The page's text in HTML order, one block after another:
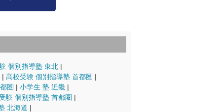
個別指導塾 東北
高校受験 個別指導塾 首都圏
圏
小学生 塾 近畿
験 個別指導塾 首都圏
北海道